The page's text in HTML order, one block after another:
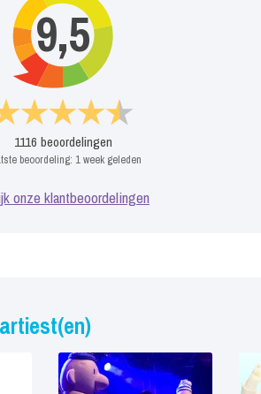
9,5
1116 beoordelingen
beoordeling: 1 week geleden
onze klantbeoordelingen